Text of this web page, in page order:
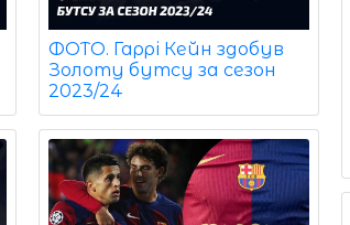
ФОТО. Гаррі Кейн здобув
Золоту бутсу за сезон
2023/24